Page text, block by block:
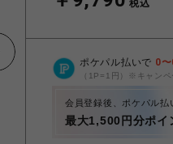
税込
ポケパル払いで 0〜
（1P=1円）※キャンペ
会員登録後、ポケパル払
最大1,500円分ポイ